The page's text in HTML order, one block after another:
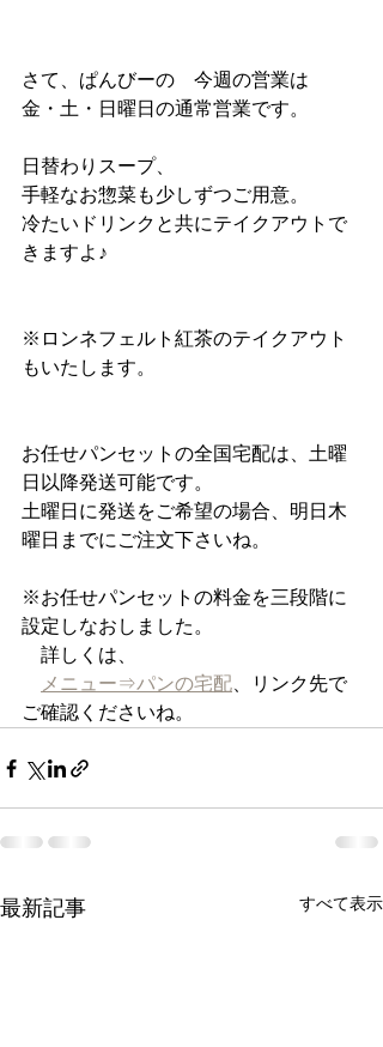
さて、ぱんびーの　今週の営業は
金・土・日曜日の通常営業です。
日替わりスープ、
手軽なお惣菜も少しずつご用意。
冷たいドリンクと共にテイクアウトで
きますよ♪
※ロンネフェルト紅茶のテイクアウト
もいたします。
お任せパンセットの全国宅配は、土曜
日以降発送可能です。
土曜日に発送をご希望の場合、明日木
曜日までにご注文下さいね。
※お任せパンセットの料金を三段階に
設定しなおしました。
詳しくは、
メニュー⇒パンの宅配、リンク先で
ご確認くださいね。
最新記事 すべて表示